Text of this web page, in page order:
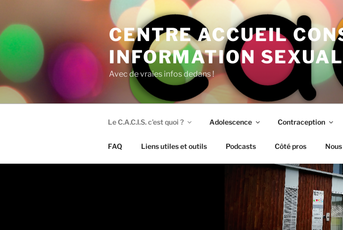
contenu
principal
CENTRE ACCUEIL
INFORMATION
Avec de vraies infos dedans !
Le C.A.C.I.S. c’est quoi ? Adolescence Contraception
FAQ Liens utiles et outils Podcasts Côté pros